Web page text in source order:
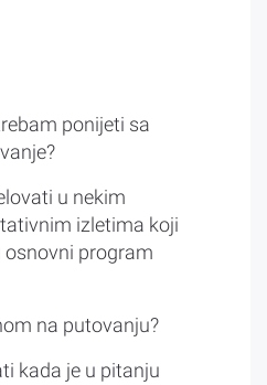
ponijeti sa
u nekim
izletima koji
osnovni program
na putovanju?
kada je u pitanju